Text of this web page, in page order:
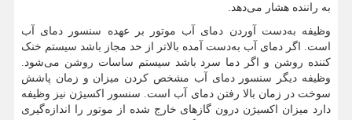
به راننده هشار می‌دهد.
وظیفه به‌دست آوردن دمای آب موتور بر عهده سنسور دمای آب
است. اگر دمای آب به‌دست آمده بالاتر از حد مجاز باشد سیستم خنک
کننده روشن و اگر دما سرد باشد سیستم ساسات روشن می‌شود.
وظیفه دیگر سنسور دمای آب مشخص کردن میزان و زمان پاشش
سوخت در زمان بالا رفتن دمای آب است. سنسور اکسیژن نیز وظیفه
دارد میزان اکسیژن درون گازهای خارج شده از موتور را اندازه‌گیری